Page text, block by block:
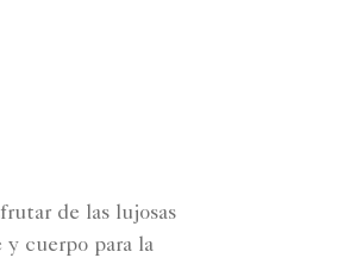
de las lujosas
y cuerpo para la